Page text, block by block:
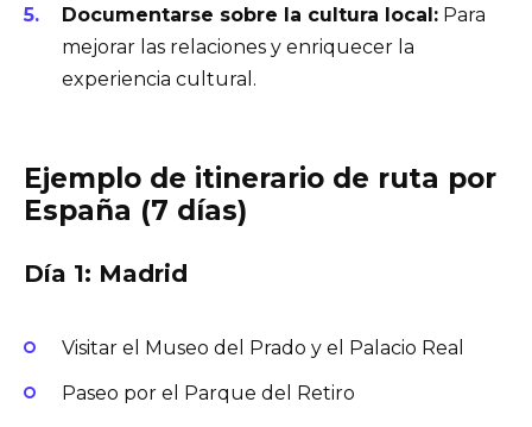
Documentarse sobre la cultura local: Para
mejorar las relaciones y enriquecer la
experiencia cultural.
Ejemplo de itinerario de ruta por
España (7 días)
Día 1: Madrid
Visitar el Museo del Prado y el Palacio Real
Paseo por el Parque del Retiro